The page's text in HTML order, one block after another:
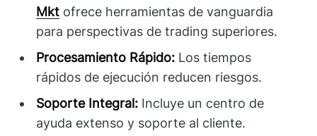
Mkt ofrece herramientas de vanguardia
para perspectivas de trading superiores.
Procesamiento Rápido: Los tiempos
rápidos de ejecución reducen riesgos.
Soporte Integral: Incluye un centro de
ayuda extenso y soporte al cliente.